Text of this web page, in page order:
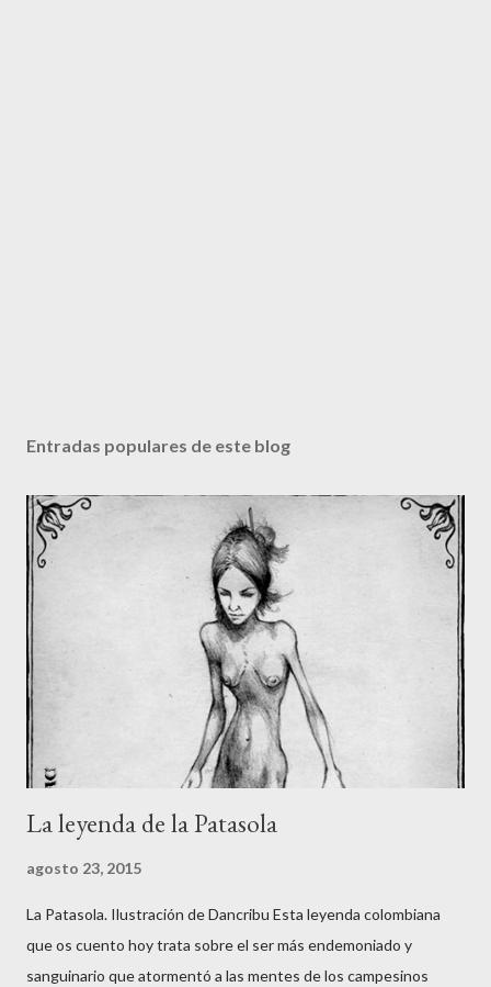
Entradas populares de este blog
La leyenda de la Patasola
agosto 23, 2015
La Patasola. Ilustración de Dancribu Esta leyenda colombiana
que os cuento hoy trata sobre el ser más endemoniado y
sanguinario que atormentó a las mentes de los campesinos